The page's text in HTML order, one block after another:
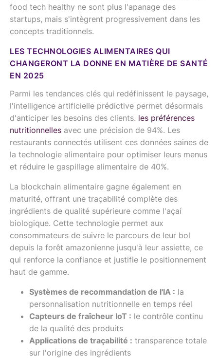
food tech healthy ne sont plus l'apanage des
startups, mais s'intègrent progressivement dans les
concepts traditionnels.
LES TECHNOLOGIES ALIMENTAIRES QUI
CHANGERONT LA DONNE EN MATIÈRE DE SANTÉ
EN 2025
Parmi les tendances clés qui redéfinissent le paysage,
l'intelligence artificielle prédictive permet désormais
d'anticiper les besoins des clients. les préférences
nutritionnelles avec une précision de 94%. Les
restaurants connectés utilisent ces données saines de
la technologie alimentaire pour optimiser leurs menus
et réduire le gaspillage alimentaire de 40%.
La blockchain alimentaire gagne également en
maturité, offrant une traçabilité complète des
ingrédients de qualité supérieure comme l'açaí
biologique. Cette technologie permet aux
consommateurs de suivre le parcours de leur bol
depuis la forêt amazonienne jusqu'à leur assiette, ce
qui renforce la confiance et justifie le positionnement
haut de gamme.
Systèmes de recommandation de l'IA : la
personnalisation nutritionnelle en temps réel
Capteurs de fraîcheur IoT : le contrôle continu
de la qualité des produits
Applications de traçabilité : transparence totale
sur l'origine des ingrédients